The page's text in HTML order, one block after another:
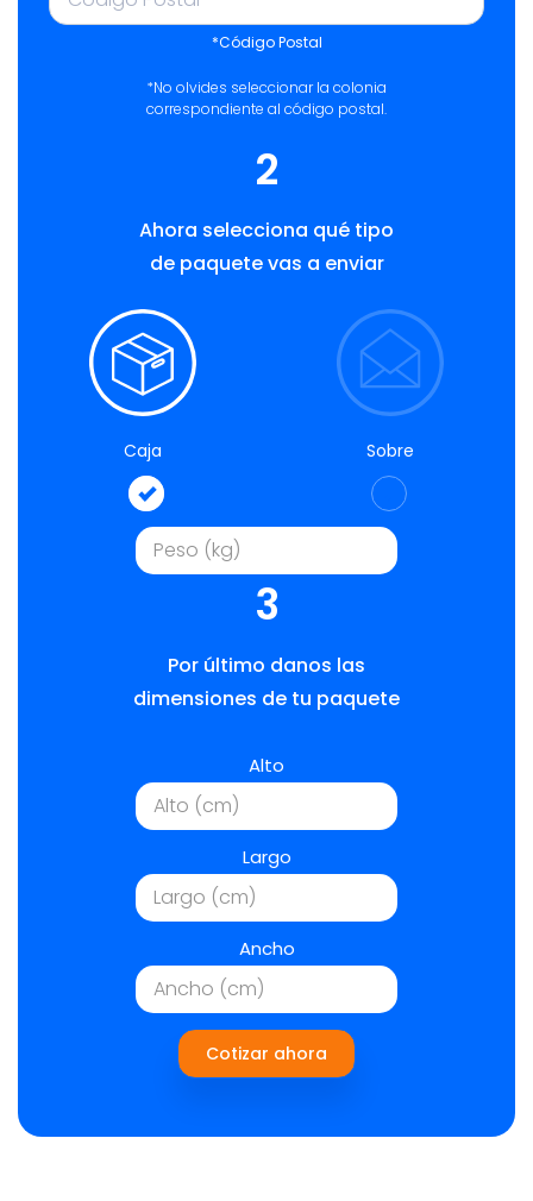
*Código Postal
*No olvides seleccionar la colonia
correspondiente al código postal.
2
Ahora selecciona qué tipo
de paquete vas a enviar
Caja Sobre
3
Por último danos las
dimensiones de tu paquete
Alto
Largo
Ancho
Cotizar ahora